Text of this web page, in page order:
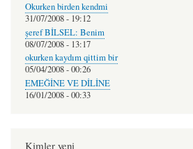
Okurken birden kendmi
31/07/2008 - 19:12
şeref BİLSEL: Benim
08/07/2008 - 13:17
okurken kaydım qittim bir
05/04/2008 - 00:26
EMEĞİNE VE DİLİNE
16/01/2008 - 00:33
Kimler yeni